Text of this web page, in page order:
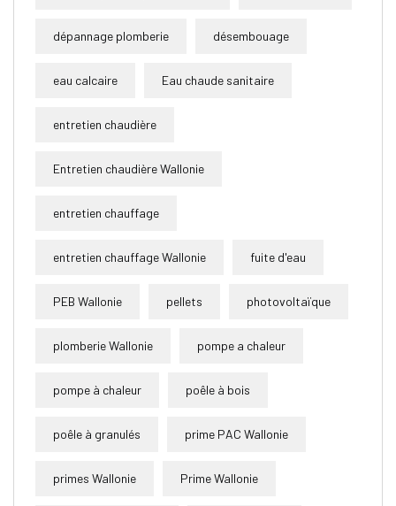
dépannage plomberie désembouage
eau calcaire Eau chaude sanitaire
entretien chaudière
Entretien chaudière Wallonie
entretien chauffage
entretien chauffage Wallonie fuite d'eau
PEB Wallonie pellets photovoltaïque
plomberie Wallonie pompe a chaleur
pompe à chaleur poêle à bois
poêle à granulés prime PAC Wallonie
primes Wallonie Prime Wallonie